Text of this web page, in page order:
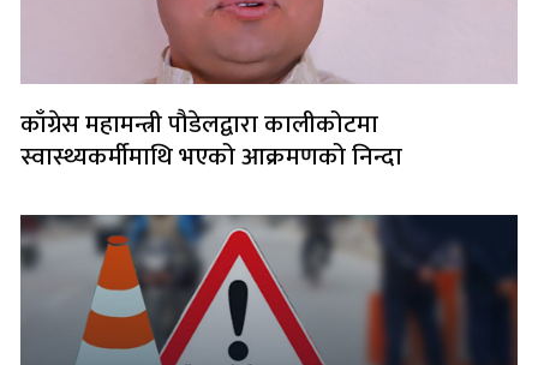
काँग्रेस महामन्त्री पौडेलद्वारा कालीकोटमा
स्वास्थ्यकर्मीमाथि भएको आक्रमणको निन्दा